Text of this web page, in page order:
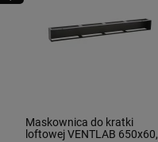
Maskownica do kratki
loftowej VENTLAB 650x60,